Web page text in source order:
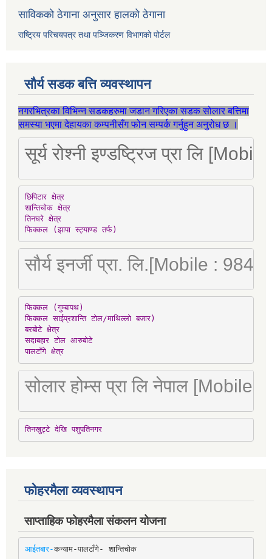
साविकको ठेगाना अनुसार हालको ठेगाना
राष्ट्रिय परिचयपत्र तथा पञ्जिकरण विभागको पोर्टल
सौर्य सडक बत्ति व्यवस्थापन
नगरभित्रका विभिन्न सडकहरुमा जडान गरिएका सडक सोलार बत्तिमा
समस्या भएमा देहायका कम्पनीसँग फोन सम्पर्क गर्नुहुन अनुरोध छ ।
सूर्य रोश्नी इण्डष्ट्रिज प्रा लि
छिपिटार क्षेत्र
शान्तिचोक क्षेत्र
तिनघरे क्षेत्र
फिक्कल (झापा स्ट्याण्ड तर्फ)
सौर्य इनर्जी प्रा. लि.[Mobile :
फिक्कल (गुम्बापथ)
फिक्कल साईप्रशान्ति टोल/माथिल्लो बजार)
बरबोटे क्षेत्र
सदाबहार टोल आरुबोटे
पालटाँगे क्षेत्र
सोलार होम्स प्रा लि नेपाल [Mobile
तिनखुट्टे देखि पशुपतिनगर
फोहरमैला व्यवस्थापन
साप्ताहिक फोहरमैला संकलन योजना
आईतबार-कन्याम-पालटाँगे- शान्तिचोक